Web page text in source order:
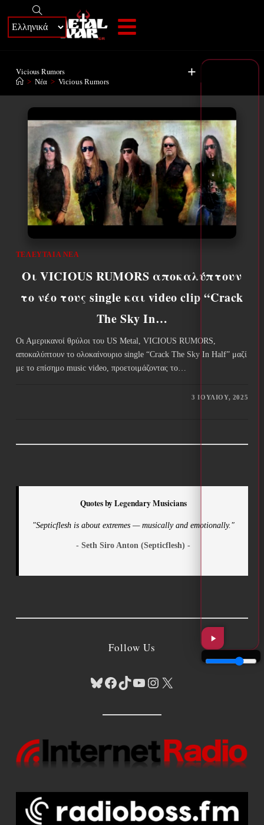
+
Vicious Rumors
> Νέα > Vicious Rumors
ΤΕΛΕΥΤΑΊΑ ΝΈΑ
Οι VICIOUS RUMORS αποκαλύπτουν
το νέο τους single και video clip “Crack
The Sky In…
Οι Αμερικανοί θρύλοι του US Metal, VICIOUS RUMORS,
αποκαλύπτουν το ολοκαίνουριο single “Crack The Sky In Half” μαζί
με το επίσημο music video, προετοιμάζοντας το…
3 ΙΟΥΛΊΟΥ, 2025
Quotes by Legendary Musicians
"Septicflesh is about extremes — musically and emotionally."
- Seth Siro Anton (Septicflesh) -
Follow Us